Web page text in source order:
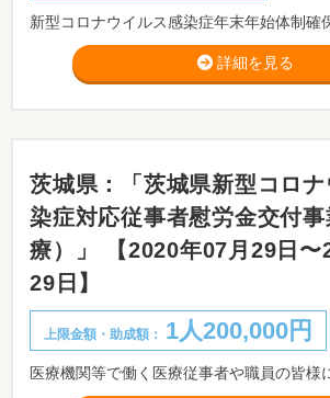
詳細を見る
茨城県：「茨城県新型コロ
染症対応従事者慰労金交付事
療）」 【2020年07月29日〜
29日】
上限金額・助成額： 1人200,000円